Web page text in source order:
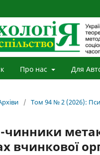
Про нас Для
/ Том 94 № 2 (2026):
вчинкової